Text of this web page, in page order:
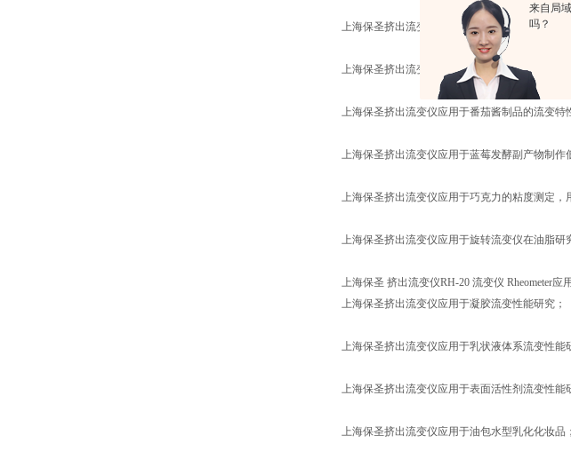
来自局
吗？
上海保圣挤出流变仪应用于不同链/支比玉米淀
上海保圣挤出流变仪应用于蕨根淀粉的颗粒形态
上海保圣挤出流变仪应用于番茄酱制品的流变特
上海保圣挤出流变仪应用于蓝莓发酵副产物制作
上海保圣挤出流变仪应用于巧克力的粘度测定，
上海保圣挤出流变仪应用于旋转流变仪在油脂研
上海保圣 挤出流变仪RH-20 流变仪 Rheometer应
上海保圣挤出流变仪应用于凝胶流变性能研究；
上海保圣挤出流变仪应用于乳状液体系流变性能
上海保圣挤出流变仪应用于表面活性剂流变性能
上海保圣挤出流变仪应用于油包水型乳化化妆品；